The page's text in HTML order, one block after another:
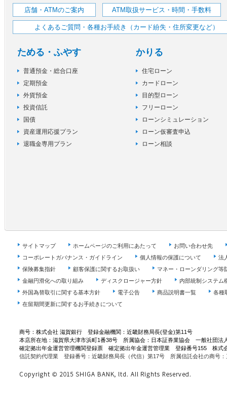
店舗・ATMのご案内 ATM取扱サービス・時間・手数料
よくあるご質問・各種お手続き（カード紛失・住所変更など）
ためる・ふやす
普通預金・総合口座
定期預金
外貨預金
投資信託
国債
資産運用応援プラン
退職金専用プラン
かりる
住宅ローン
カードローン
目的型ローン
フリーローン
ローンシミュレーション
ローン仮審査申込
ローン相談
サイトマップ ホームページのご利用にあたって
お問い合わせ先
コーポレートガバナンス・ガイドライン
個人情報の保護について
法
保険募集指針
顧客保護に関するお取扱い
マネー・ローンダリング等
金融円滑化への取り組み
ディスクロージャー方針
内部統制システム
外国為替取引に関する基本方針
電子公告 商品説明書一覧
各種
在留期間更新に関するお手続きについて
商号：株式会社 滋賀銀行 登録金融機関：近畿財務局長(登金)第11号
本店所在地：滋賀県大津市浜町1番38号 所属協会：日本証券業協会 一般社団法
確定拠出年金運営管理機関登録票 確定拠出年金運営管理業 登録番号155 株式
信託契約代理業 登録番号：近畿財務局長（代信）第17号 所属信託会社の商号